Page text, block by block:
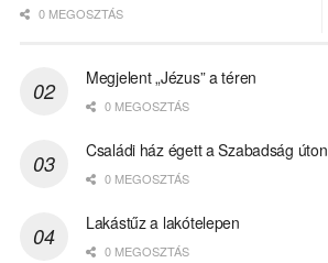
0 MEGOSZTÁS
Megjelent „Jézus” a téren
0 MEGOSZTÁS
Családi ház égett a Szabadság úton
0 MEGOSZTÁS
Lakástűz a lakótelepen
0 MEGOSZTÁS